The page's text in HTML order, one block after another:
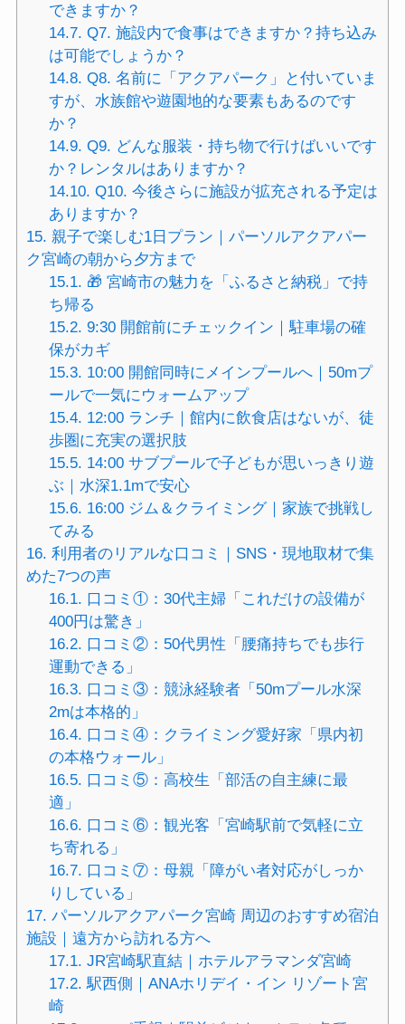
できますか？
14.7. Q7. 施設内で食事はできますか？持ち込み
は可能でしょうか？
14.8. Q8. 名前に「アクアパーク」と付いていま
すが、水族館や遊園地的な要素もあるのです
か？
14.9. Q9. どんな服装・持ち物で行けばいいです
か？レンタルはありますか？
14.10. Q10. 今後さらに施設が拡充される予定は
ありますか？
15. 親子で楽しむ1日プラン｜パーソルアクアパー
ク宮崎の朝から夕方まで
15.1. 🎁 宮崎市の魅力を「ふるさと納税」で持
ち帰る
15.2. 9:30 開館前にチェックイン｜駐車場の確
保がカギ
15.3. 10:00 開館同時にメインプールへ｜50mプ
ールで一気にウォームアップ
15.4. 12:00 ランチ｜館内に飲食店はないが、徒
歩圏に充実の選択肢
15.5. 14:00 サブプールで子どもが思いっきり遊
ぶ｜水深1.1mで安心
15.6. 16:00 ジム＆クライミング｜家族で挑戦し
てみる
16. 利用者のリアルな口コミ｜SNS・現地取材で集
めた7つの声
16.1. 口コミ①：30代主婦「これだけの設備が
400円は驚き」
16.2. 口コミ②：50代男性「腰痛持ちでも歩行
運動できる」
16.3. 口コミ③：競泳経験者「50mプール水深
2mは本格的」
16.4. 口コミ④：クライミング愛好家「県内初
の本格ウォール」
16.5. 口コミ⑤：高校生「部活の自主練に最
適」
16.6. 口コミ⑥：観光客「宮崎駅前で気軽に立
ち寄れる」
16.7. 口コミ⑦：母親「障がい者対応がしっか
りしている」
17. パーソルアクアパーク宮崎 周辺のおすすめ宿泊
施設｜遠方から訪れる方へ
17.1. JR宮崎駅直結｜ホテルアラマンダ宮崎
17.2. 駅西側｜ANAホリデイ・イン リゾート宮
崎